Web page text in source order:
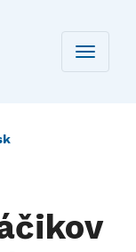
Toggle